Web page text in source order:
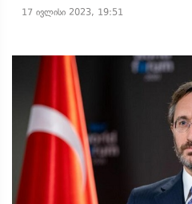
17 ივლისი 2023, 19:51